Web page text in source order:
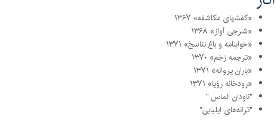
«کفشهای مکاشفه» ۱۳۶۷
«شرجی آواز» ۱۳۶۸
«خوابنامه و باغ تناسخ» ۱۳۷۱
«ترجمه زخم» ۱۳۷۰
«باران پروانه» ۱۳۷۱
«رودخانه رؤیا» ۱۳۷۱
"ناودان الماس "
"ترانه‌های ایلیایی"